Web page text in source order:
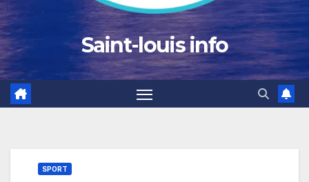
Saint-louis info
SPORT